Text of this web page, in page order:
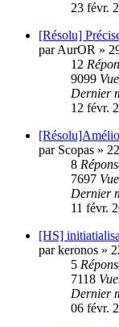
23 févr.
[Résolu]
parAurOR »
12
9099
Dernier
12 févr.
par Scopas »
8
7697
Dernier
11 févr.
[HS]
parkeronos »
5
7118
Dernier
06 févr.